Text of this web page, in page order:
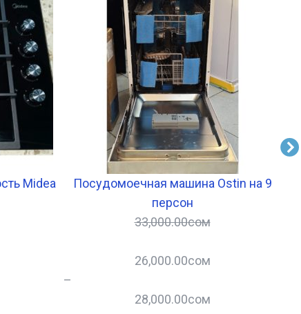
Midea
Посудомоечная машина Ostin на 9
персон
33,000.00сом
26,000.00сом
–
28,000.00сом